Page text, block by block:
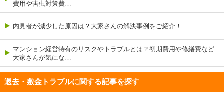
費用や害虫対策費…
内見者が減少した原因は？大家さんの解決事例をご紹介！
マンション経営特有のリスクやトラブルとは？初期費用や修繕費など
大家さんが気にな…
退去・敷金トラブルに関する記事を探す